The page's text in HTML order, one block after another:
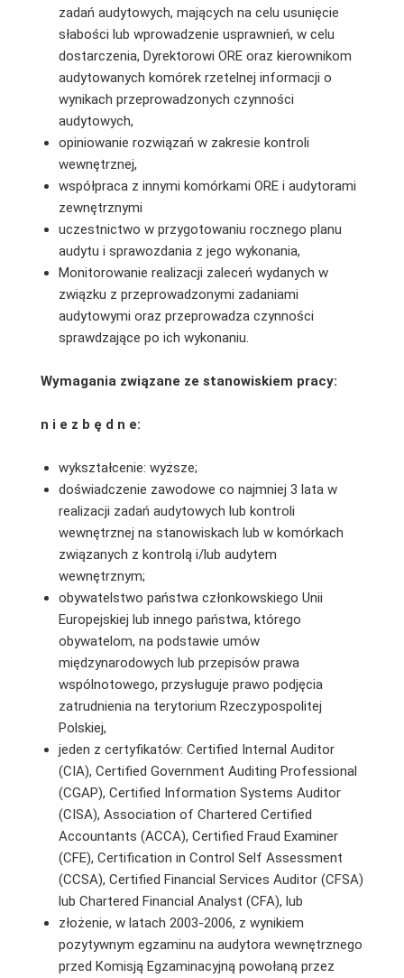
zadań audytowych, mających na celu usunięcie
słabości lub wprowadzenie usprawnień, w celu
dostarczenia, Dyrektorowi ORE oraz kierownikom
audytowanych komórek rzetelnej informacji o
wynikach przeprowadzonych czynności
audytowych,
opiniowanie rozwiązań w zakresie kontroli
wewnętrznej,
współpraca z innymi komórkami ORE i audytorami
zewnętrznymi
uczestnictwo w przygotowaniu rocznego planu
audytu i sprawozdania z jego wykonania,
Monitorowanie realizacji zaleceń wydanych w
związku z przeprowadzonymi zadaniami
audytowymi oraz przeprowadza czynności
sprawdzające po ich wykonaniu.
Wymagania związane ze stanowiskiem pracy:
n i e z b ę d n e:
wykształcenie: wyższe;
doświadczenie zawodowe co najmniej 3 lata w
realizacji zadań audytowych lub kontroli
wewnętrznej na stanowiskach lub w komórkach
związanych z kontrolą i/lub audytem
wewnętrznym;
obywatelstwo państwa członkowskiego Unii
Europejskiej lub innego państwa, którego
obywatelom, na podstawie umów
międzynarodowych lub przepisów prawa
wspólnotowego, przysługuje prawo podjęcia
zatrudnienia na terytorium Rzeczypospolitej
Polskiej,
jeden z certyfikatów: Certified Internal Auditor
(CIA), Certified Government Auditing Professional
(CGAP), Certified Information Systems Auditor
(CISA), Association of Chartered Certified
Accountants (ACCA), Certified Fraud Examiner
(CFE), Certification in Control Self Assessment
(CCSA), Certified Financial Services Auditor (CFSA)
lub Chartered Financial Analyst (CFA), lub
złożenie, w latach 2003-2006, z wynikiem
pozytywnym egzaminu na audytora wewnętrznego
przed Komisją Egzaminacyjną powołaną przez